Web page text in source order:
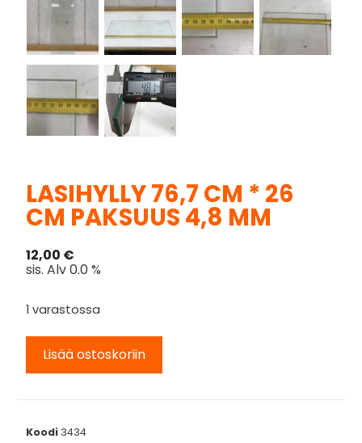
LASIHYLLY 76,7 CM * 26
CM PAKSUUS 4,8 MM
12,00 €
sis. Alv 0.0 %
1 varastossa
Lisää ostoskoriin
Koodi 3434